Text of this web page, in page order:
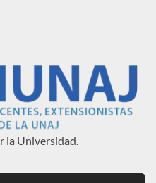
la Universidad.